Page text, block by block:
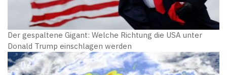
Der gespaltene Gigant: Welche Richtung die USA unter
Donald Trump einschlagen werden